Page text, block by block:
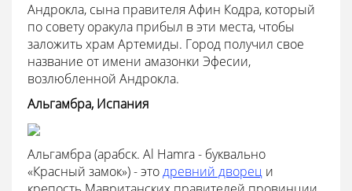
Андрокла, сына правителя Афин Кодра, который
по совету оракула прибыл в эти места, чтобы
заложить храм Артемиды. Город получил свое
название от имени амазонки Эфесии,
возлюбленной Андрокла.
Альгамбра, Испания
Альгамбра (арабск. Al Hamra - буквально
«Красный замок») - этодревний дворец и